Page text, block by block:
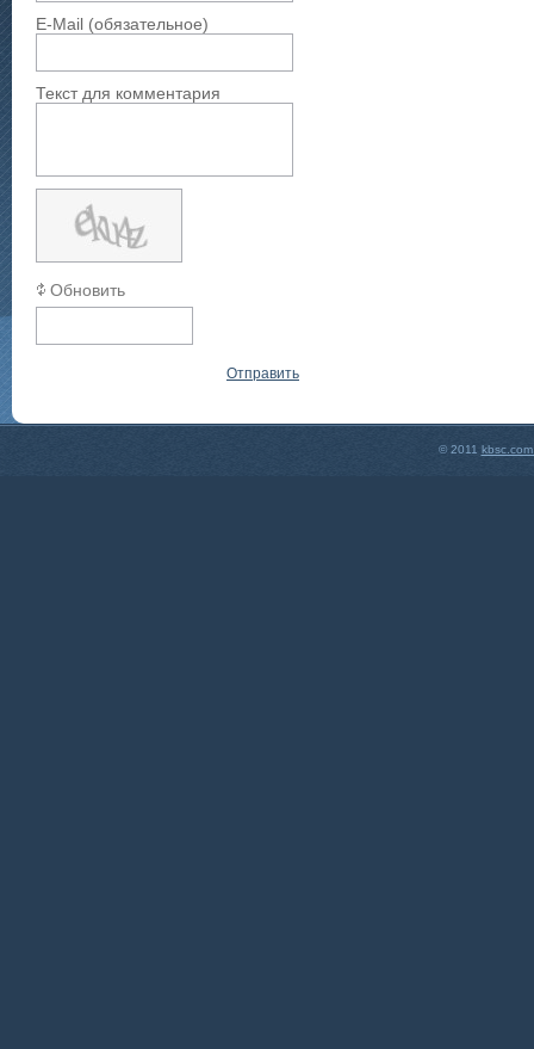
E-Mail (обязательное)
Текст для комментария
Обновить
Отправить
© 2011